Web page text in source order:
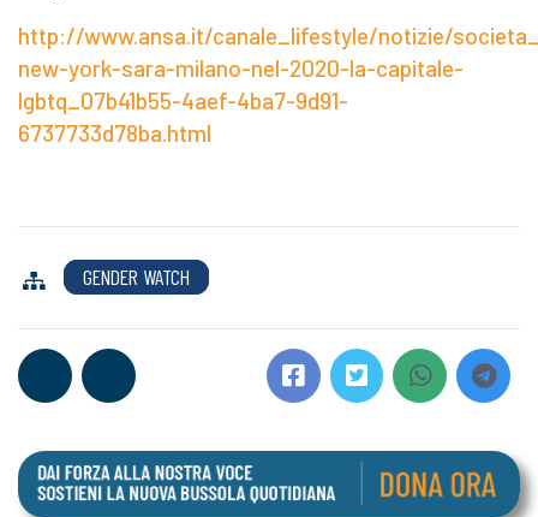
http://www.ansa.it/canale_lifestyle/notizie/
new-york-sara-milano-nel-2020-la-capitale-
lgbtq_07b41b55-4aef-4ba7-9d91-
6737733d78ba.html
GENDER WATCH